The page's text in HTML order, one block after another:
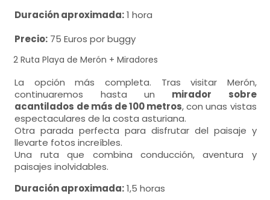
Duración aproximada:1 hora
Precio: 75 Euros por buggy
2 Ruta Playa de Merón + Miradores
La opción más completa. Tras visitar Merón,
continuaremos hasta un mirador sobre
acantilados de más de 100 metros, con unas vistas
espectaculares de la costa asturiana.
Otra parada perfecta para disfrutar del paisaje y
llevarte fotos increíbles.
Una ruta que combina conducción, aventura y
paisajes inolvidables.
Duración aproximada:1,5 horas